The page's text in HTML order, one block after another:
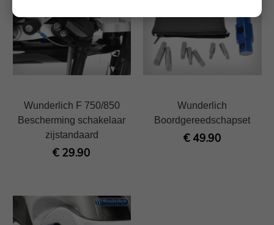
Wunderlich F 750/850
Bescherming schakelaar
zijstandaard
€ 29.90
Wunderlich
Boordgereedschapset
€ 49.90